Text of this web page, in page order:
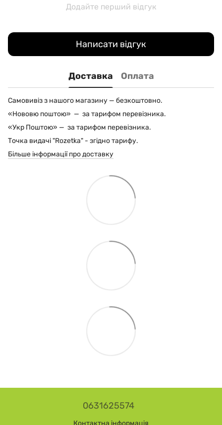
Додайте перший відгук
Написати відгук
Доставка Оплата
Самовивіз з нашого магазину — безкоштовно.
«Нововю поштою» — за тарифом перевізника.
«Укр Поштою» — за тарифом перевізника.
Точка видачі "Rozetka" - згідно тарифу.
Більше інформації про доставку
0631625574